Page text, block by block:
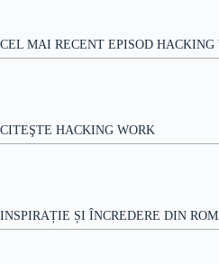
CEL MAI RECENT EPISOD HACKING
CITEŞTE HACKING WORK
INSPIRAȚIE ȘI ÎNCREDERE DIN